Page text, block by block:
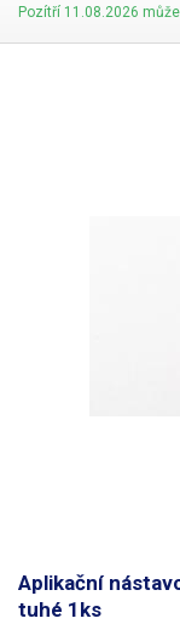
Pozítří 11.08.2026
Aplikační
tuhé 1ks